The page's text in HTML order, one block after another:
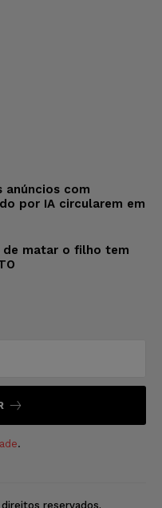
anúncios com
por IA circularem em
de matar o filho tem
.
reservados.